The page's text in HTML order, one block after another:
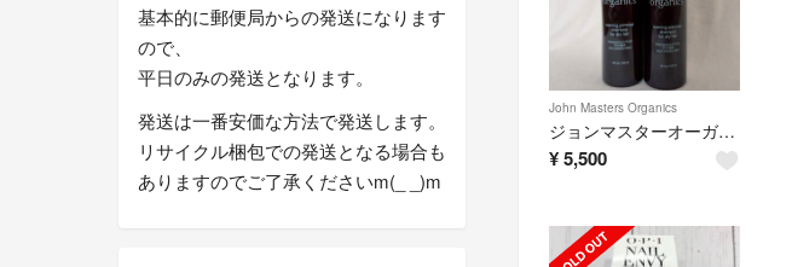
John Masters Organics
ジョンマスターオーガニック シャンプー 473ml 2本
¥5,500
基本的に郵便局からの発送になります
ので、
平日のみの発送となります。
発送は一番安価な方法で発送します。
リサイクル梱包での発送となる場合も
ありますのでご了承くださいm(_ _)m